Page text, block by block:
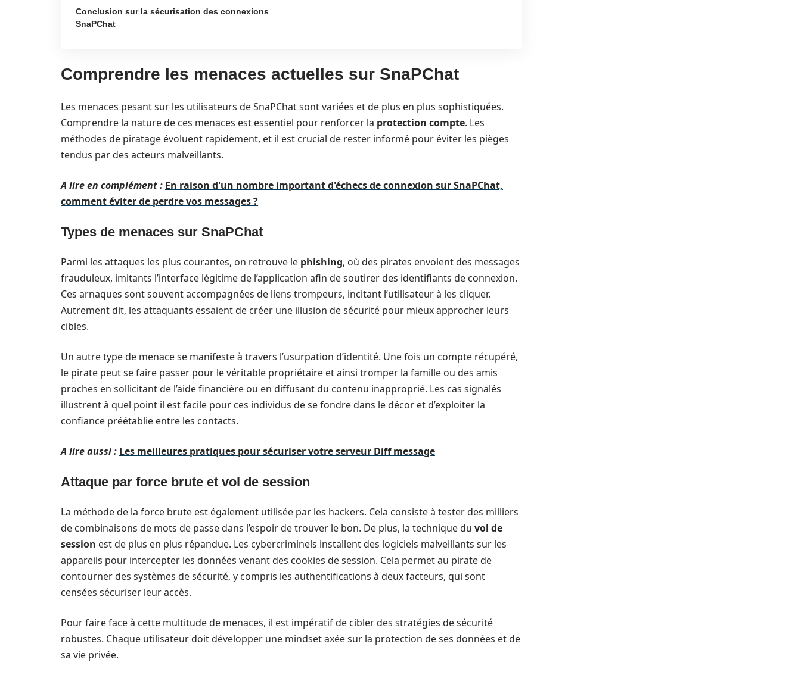
Conclusion sur la sécurisation des connexions
SnaPChat
Comprendre les menaces actuelles sur SnaPChat
Les menaces pesant sur les utilisateurs de SnaPChat sont variées et de plus en plus sophistiquées.
Comprendre la nature de ces menaces est essentiel pour renforcer la protection compte. Les
méthodes de piratage évoluent rapidement, et il est crucial de rester informé pour éviter les pièges
tendus par des acteurs malveillants.
A lire en complément : En raison d'un nombre important d'échecs de connexion sur SnaPChat,
comment éviter de perdre vos messages ?
Types de menaces sur SnaPChat
Parmi les attaques les plus courantes, on retrouve le phishing, où des pirates envoient des messages
frauduleux, imitants l’interface légitime de l’application afin de soutirer des identifiants de connexion.
Ces arnaques sont souvent accompagnées de liens trompeurs, incitant l’utilisateur à les cliquer.
Autrement dit, les attaquants essaient de créer une illusion de sécurité pour mieux approcher leurs
cibles.
Un autre type de menace se manifeste à travers l’usurpation d’identité. Une fois un compte récupéré,
le pirate peut se faire passer pour le véritable propriétaire et ainsi tromper la famille ou des amis
proches en sollicitant de l’aide financière ou en diffusant du contenu inapproprié. Les cas signalés
illustrent à quel point il est facile pour ces individus de se fondre dans le décor et d’exploiter la
confiance préétablie entre les contacts.
A lire aussi : Les meilleures pratiques pour sécuriser votre serveur Diff message
Attaque par force brute et vol de session
La méthode de la force brute est également utilisée par les hackers. Cela consiste à tester des milliers
de combinaisons de mots de passe dans l’espoir de trouver le bon. De plus, la technique du vol de
session est de plus en plus répandue. Les cybercriminels installent des logiciels malveillants sur les
appareils pour intercepter les données venant des cookies de session. Cela permet au pirate de
contourner des systèmes de sécurité, y compris les authentifications à deux facteurs, qui sont
censées sécuriser leur accès.
Pour faire face à cette multitude de menaces, il est impératif de cibler des stratégies de sécurité
robustes. Chaque utilisateur doit développer une mindset axée sur la protection de ses données et de
sa vie privée.